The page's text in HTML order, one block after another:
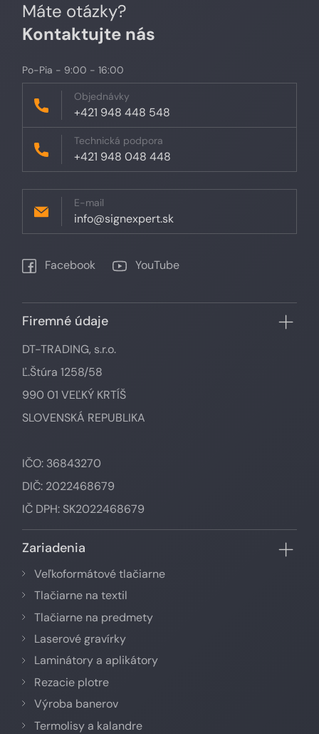
Máte otázky?
Kontaktujte nás
Po-Pia - 9:00 - 16:00
Objednávky
+421 948 448 548
Technická podpora
+421 948 048 448
E-mail
info@signexpert.sk
Facebook YouTube
Firemné údaje
DT-TRADING, s.r.o.
Ľ.Štúra 1258/58
990 01 VEĽKÝ KRTÍŠ
SLOVENSKÁ REPUBLIKA
IČO: 36843270
DIČ: 2022468679
IČ DPH: SK2022468679
Zariadenia
Veľkoformátové tlačiarne
Tlačiarne na textil
Tlačiarne na predmety
Laserové gravírky
Laminátory a aplikátory
Rezacie plotre
Výroba banerov
Termolisy a kalandre